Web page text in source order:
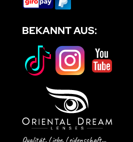
BEKANNT AUS: